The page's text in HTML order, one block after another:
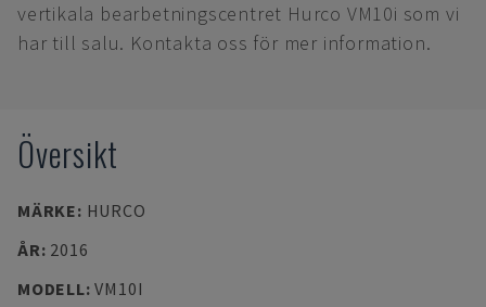
vertikala bearbetningscentret Hurco VM10i som vi
har till salu. Kontakta oss för mer information.
Översikt
MÄRKE: HURCO
ÅR: 2016
MODELL:VM10I